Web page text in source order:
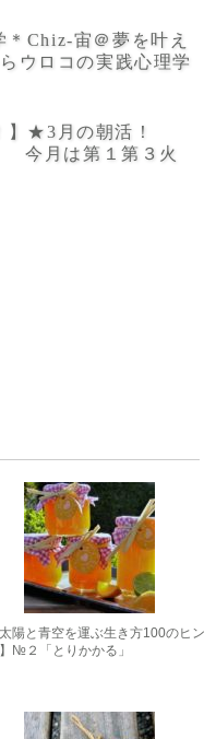
Chiz-宙＠夢を叶え
ウロコの実践心理学
】★3月の朝活！
今月は第１第３火
太陽と青空を運ぶ生き方100のヒン
】№２「とりかかる」